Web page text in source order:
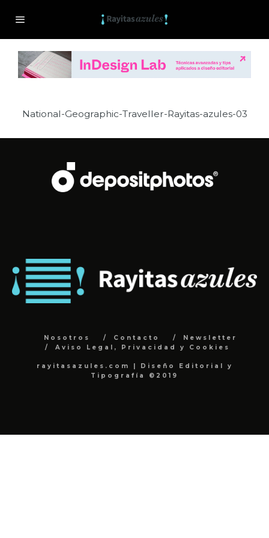
National-Geographic-Traveller-Rayitas-azules-03
Nosotros Contacto
Newsletter
Aviso Legal, Privacidad y Cookies
rayitasazules.com | Diseño Editorial y
Tipografía ©2019